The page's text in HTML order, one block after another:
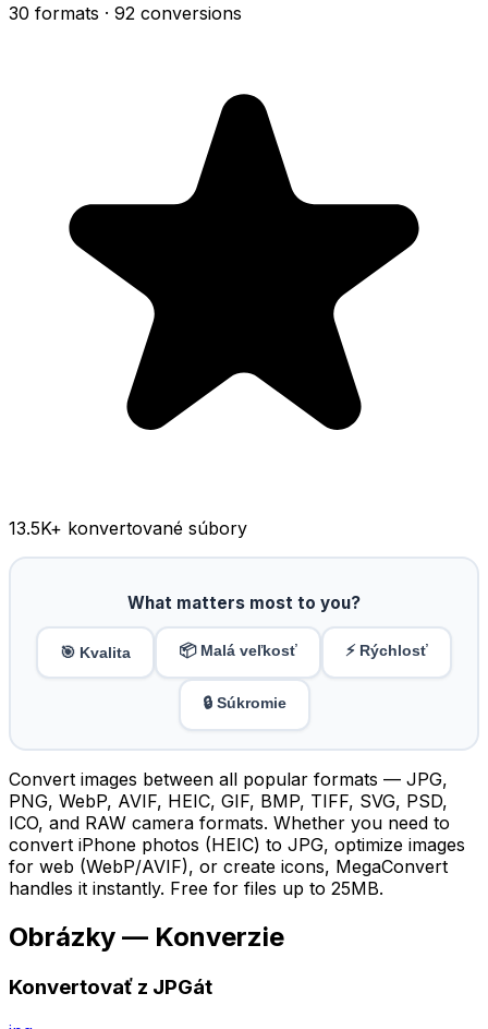
30 formats · 92 conversions
13.5K+ konvertované súbory
What matters most to you?
🎯 Kvalita 📦 Malá veľkosť ⚡ Rýchlosť
🔒 Súkromie
Convert images between all popular formats — JPG,
PNG, WebP, AVIF, HEIC, GIF, BMP, TIFF, SVG, PSD,
ICO, and RAW camera formats. Whether you need to
convert iPhone photos (HEIC) to JPG, optimize images
for web (WebP/AVIF), or create icons, MegaConvert
handles it instantly. Free for files up to 25MB.
Obrázky — Konverzie
Konvertovať z JPGát